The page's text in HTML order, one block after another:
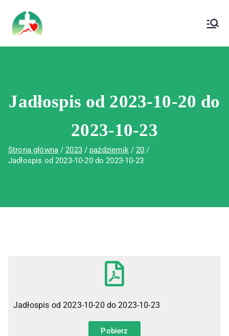
Wojewódzki Szpital Specjalistyczny im.
Św. Rafała w Czerwonej Górze
Jadłospis od 2023-10-20 do
2023-10-23
Strona główna 2023 październik
20
Jadłospis od 2023-10-20 do 2023-10-23
Jadłospis od 2023-10-20 do 2023-10-23
Pobierz